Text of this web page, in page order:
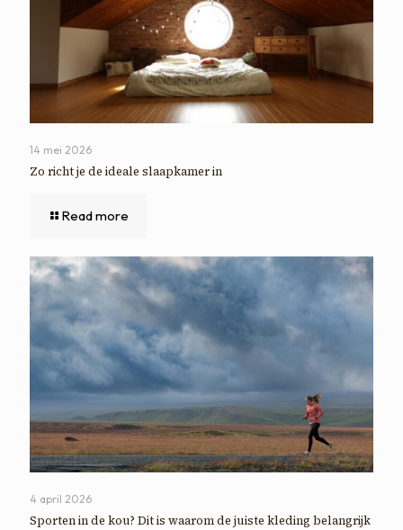
14 mei 2026
Zo richt je de ideale slaapkamer in
Read more
4 april 2026
Sporten in de kou? Dit is waarom de juiste kleding belangrijk